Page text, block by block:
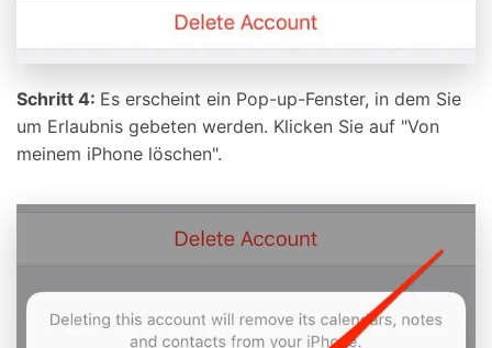
Schritt 4: Es erscheint ein Pop-up-Fenster, in dem Sie
um Erlaubnis gebeten werden. Klicken Sie auf "Von
meinem iPhone löschen".